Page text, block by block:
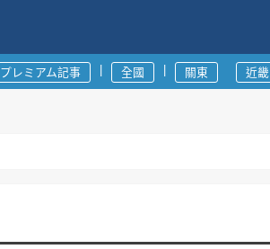
プレミアム記事 全國 關東 近畿